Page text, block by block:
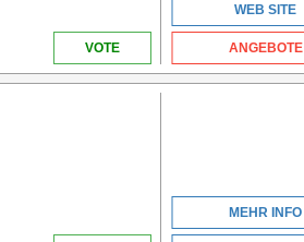
VOTE
WEB SITE
ANGEBOTE
MEHR INFO